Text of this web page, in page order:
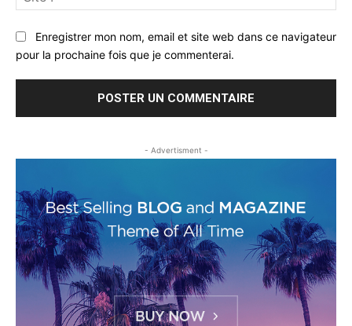
:
Enregistrer mon nom, email et site web dans ce navigateur
pour la prochaine fois que je commenterai.
- Advertisment -